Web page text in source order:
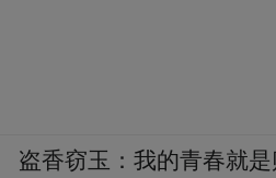
盗香窃玉：我的青春就